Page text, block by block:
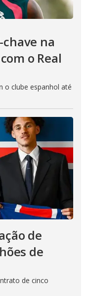
na
o Real
o clube espanhol até
de
de
de cinco